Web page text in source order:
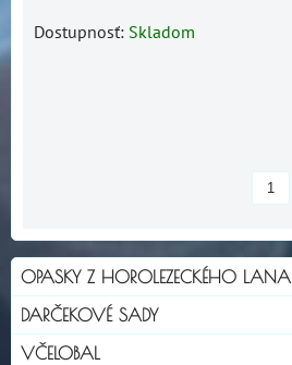
Dostupnosť: Skladom
OPASKY Z HOROLEZECKÉHO LANA
DARČEKOVÉ SADY
VČELOBAL